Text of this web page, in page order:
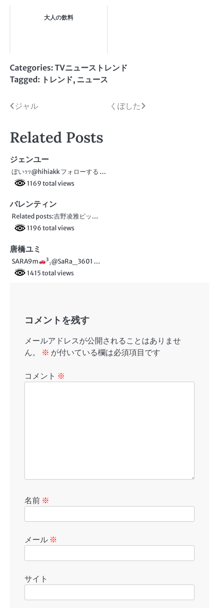
大人の飲料
Categories: TVニューストレンド
Tagged: トレンド, ニュース
投
ナ
ビ
ゲ
シ
ョ
ン
ジャル くぼした
Related Posts
ジェンユー
ぽいｯｯ@hihiakk フォローする …
1169 total views
バレンティン
Related posts:吉野凌雅ビッ…
1196 total views
唐橋ユミ
SARA9m
³₃@SaRa_3601 …
1415 total views
コメントを残す
メールアドレスが公開されることはありませ
ん。
※ が付いている欄は必須項目です
コメント ※
名前 ※
メール ※
サイト